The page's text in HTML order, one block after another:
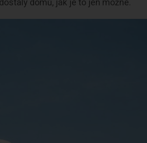
domů, jak je to jen možné.